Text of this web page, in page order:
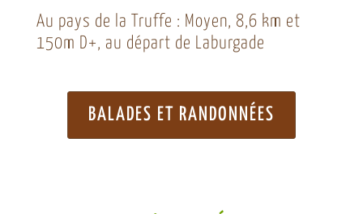
Au pays de la Truffe : Moyen, 8,6 km et
150m D+, au départ de Laburgade
BALADES ET RANDONNÉES